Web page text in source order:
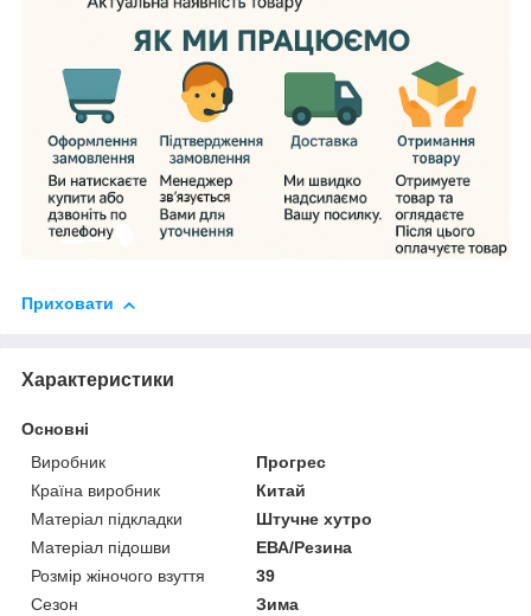
Приховати
Характеристики
Основні
Виробник
Прогрес
Країна виробник
Китай
Матеріал підкладки
Штучне хутро
Матеріал підошви
ЕВА/Резина
Розмір жіночого взуття
39
Сезон
Зима